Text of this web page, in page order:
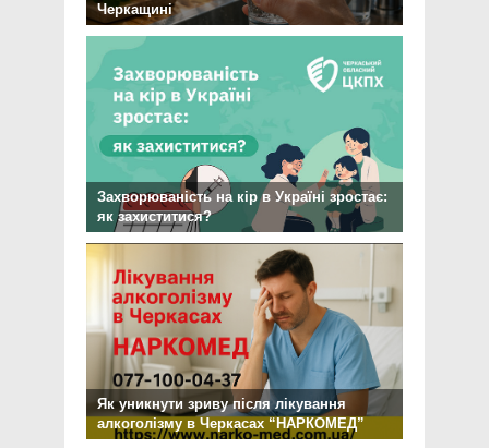
Черкащині
Захворюваність на кір в Україні зростає:
як захиститися?
Як уникнути зриву після лікування
алкоголізму в Черкасах “НАРКОМЕД”